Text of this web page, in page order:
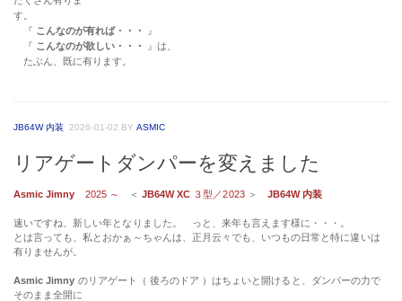
す。
『 こんなのが有れば・・・
』
『 こんなのが欲しい・・・
』は、
たぶん、既に有ります。
JB64W 内装 2026-01-02 BY ASMIC
リアゲートダンパーを変えました
Asmic Jimny 2025 ～ ＜ JB64W XC ３型／2023＞ JB64W 内装
速いですね、新しい年となりました。 っと、来年も言えます様に・・・。
とは言っても、私とおかぁ～ちゃんは、正月云々でも、いつもの日常と特に違いは
有りませんが。
Asmic Jimny のリアゲート（ 後ろのドア ）はちょいと開けると、ダンパーの力で
そのまま全開に